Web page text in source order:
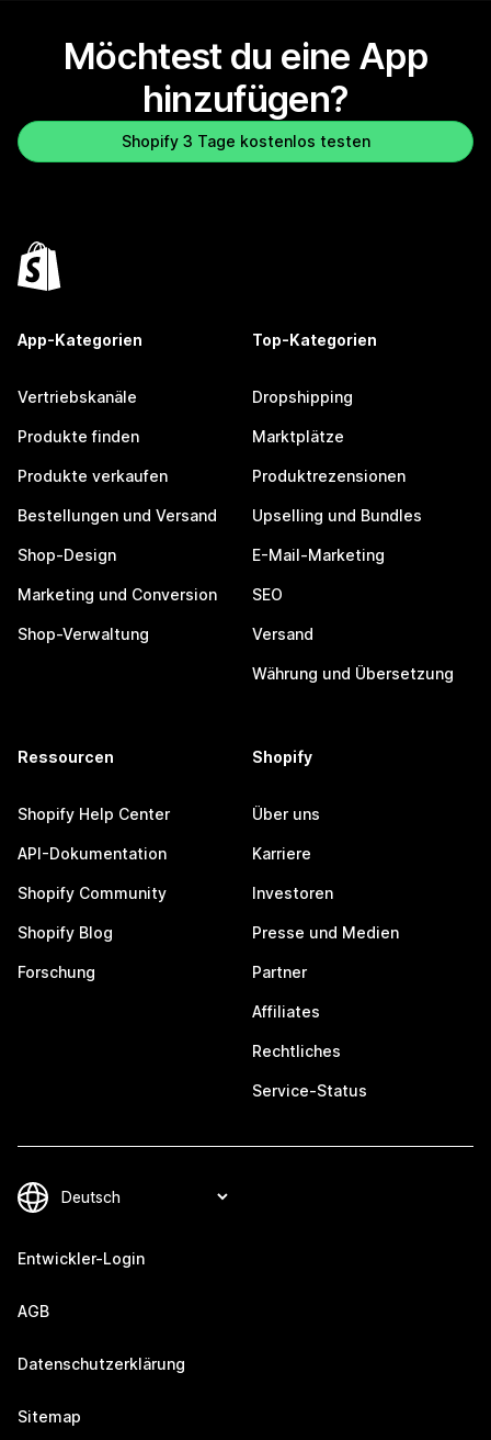
Möchtest du eine App
hinzufügen?
Shopify 3 Tage kostenlos testen
App-Kategorien
Vertriebskanäle
Produkte finden
Produkte verkaufen
Bestellungen und Versand
Shop-Design
Marketing und Conversion
Shop-Verwaltung
Top-Kategorien
Dropshipping
Marktplätze
Produktrezensionen
Upselling und Bundles
E-Mail-Marketing
SEO
Versand
Währung und Übersetzung
Ressourcen
Shopify Help Center
API-Dokumentation
Shopify Community
Shopify Blog
Forschung
Shopify
Über uns
Karriere
Investoren
Presse und Medien
Partner
Affiliates
Rechtliches
Service-Status
Entwickler-Login
AGB
Datenschutzerklärung
Sitemap